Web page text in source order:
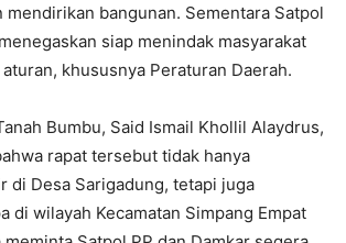
mendirikan bangunan. Sementara Satpol
siap menindak masyarakat
khususnya Peraturan Daerah.
Bumbu, Said Ismail Khollil Alaydrus,
rapat tersebut tidak hanya
di Desa Sarigadung, tetapi juga
di wilayah Kecamatan Simpang Empat